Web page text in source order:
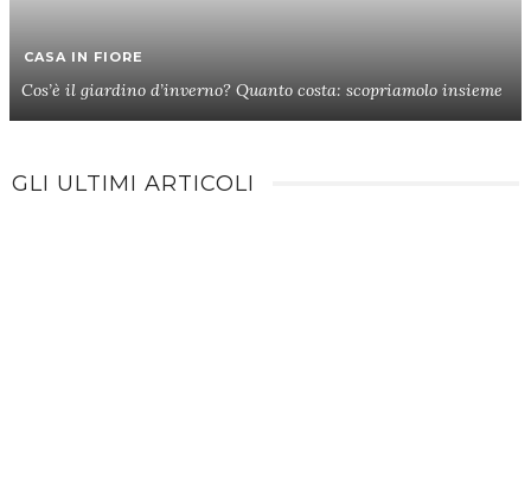
CASA IN FIORE
Cos’è il giardino d’inverno? Quanto costa: scopriamolo insieme
GLI ULTIMI ARTICOLI